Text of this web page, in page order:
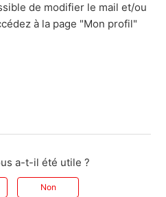
de modifier le mail et/ou
à la page "Mon profil"
a-t-il été utile ?
Non